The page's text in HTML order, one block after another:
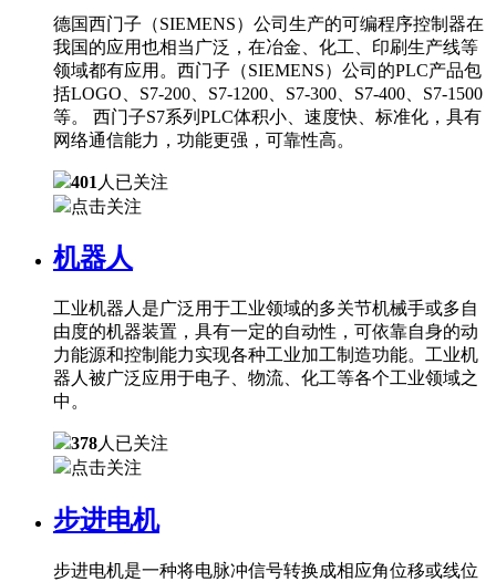
德国西门子（SIEMENS）公司生产的可编程序控制器在
我国的应用也相当广泛，在冶金、化工、印刷生产线等
领域都有应用。西门子（SIEMENS）公司的PLC产品包
括LOGO、S7-200、S7-1200、S7-300、S7-400、S7-1500
等。 西门子S7系列PLC体积小、速度快、标准化，具有
网络通信能力，功能更强，可靠性高。
401 人已关注
点击关注
机器人
工业机器人是广泛用于工业领域的多关节机械手或多自
由度的机器装置，具有一定的自动性，可依靠自身的动
力能源和控制能力实现各种工业加工制造功能。工业机
器人被广泛应用于电子、物流、化工等各个工业领域之
中。
378人已关注
点击关注
步进电机
步进电机是一种将电脉冲信号转换成相应角位移或线位